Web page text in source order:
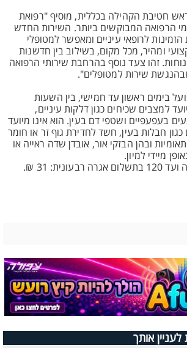
חטיבת הקהילה בכללית, מוסיף "רפואת
הרפואה המבוקשים ביותר. השירות החדש
לרופאי עיניים ומאפשר למטופלי
ומהיר, מכל מקום, בשילוב בין חדשנות
זהו צעד נוסף בהרחבת שירותי הרפואה
שירות למטופלים".
פועל בימים ראשון עד חמישי, בין השעות
הוא מיועד למצבים שכיחים כגון דלקות עיניים,
בעפעפיים ושטפי דם בעין. הוא אינו מיועד
חבלות בעין, חשד לחדירת גוף זר או חומר
ובהן הבזקי אור, אובדן שדה ראייה או
מיידי למיון.
31 ₪.
אותך